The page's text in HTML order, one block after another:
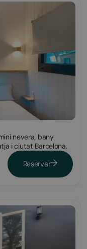
nevera, bany
i ciutat Barcelona.
Reservar